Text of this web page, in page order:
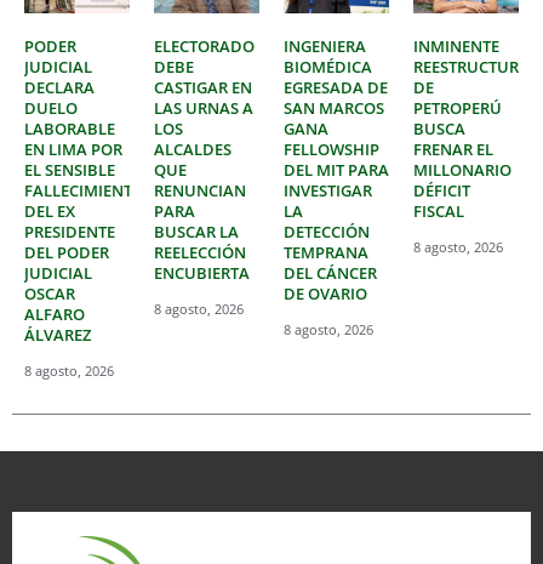
PODER
JUDICIAL
DECLARA
DUELO
LABORABLE
EN LIMA POR
EL SENSIBLE
FALLECIMIENTO
DEL EX
PRESIDENTE
DEL PODER
JUDICIAL
OSCAR
ALFARO
ÁLVAREZ
8 agosto, 2026
ELECTORADO
DEBE
CASTIGAR EN
LAS URNAS A
LOS
ALCALDES
QUE
RENUNCIAN
PARA
BUSCAR LA
REELECCIÓN
ENCUBIERTA
8 agosto, 2026
INGENIERA
BIOMÉDICA
EGRESADA DE
SAN MARCOS
GANA
FELLOWSHIP
DEL MIT PARA
INVESTIGAR
LA
DETECCIÓN
TEMPRANA
DEL CÁNCER
DE OVARIO
8 agosto, 2026
INMINENTE
DE
PETROPERÚ
BUSCA
FRENAR EL
MILLONARIO
DÉFICIT
FISCAL
8 agosto, 2026